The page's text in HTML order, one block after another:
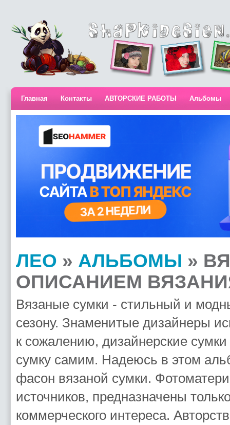
Главная Контакты АВТОРСКИЕ РАБОТЫ Альбомы
ЛЕО » АЛЬБОМЫ »
ОПИСАНИЕМ
Вязаные сумки - стильный и
сезону. Знаменитые дизайнеры
к сожалению, дизайнерские
сумку самим. Надеюсь в этом
фасон вязаной сумки.
источников, предназначены
коммерческого интереса.